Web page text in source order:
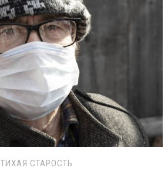
ТИХАЯ СТАРОСТЬ